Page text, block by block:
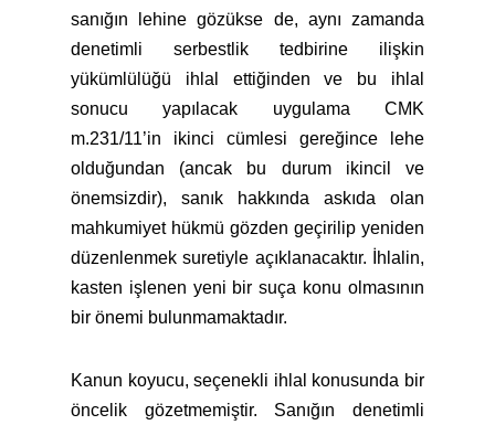
sanığın lehine gözükse de, aynı zamanda
denetimli serbestlik tedbirine ilişkin
yükümlülüğü ihlal ettiğinden ve bu ihlal
sonucu yapılacak uygulama CMK
m.231/11’in ikinci cümlesi gereğince lehe
olduğundan (ancak bu durum ikincil ve
önemsizdir), sanık hakkında askıda olan
mahkumiyet hükmü gözden geçirilip yeniden
düzenlenmek suretiyle açıklanacaktır. İhlalin,
kasten işlenen yeni bir suça konu olmasının
bir önemi bulunmamaktadır.
Kanun koyucu, seçenekli ihlal konusunda bir
öncelik gözetmemiştir. Sanığın denetimli